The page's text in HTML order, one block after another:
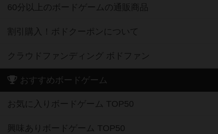
60分以上のボードゲームの通販商品
割引購入！ボドクーポンについて
クラウドファンディング ボドファン
おすすめボードゲーム
お気に入りボードゲーム TOP50
興味ありボードゲーム TOP50